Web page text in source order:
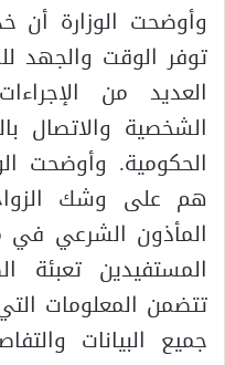
وأوضحت الوزارة أن
توفر الوقت والجهد
العديد من
الشخصية والاتصال
الحكومية. وأوضحت
هم على وشك
المأذون الشرعي
المستفيدين تعبئة
تتضمن المعلومات
جميع البيانات